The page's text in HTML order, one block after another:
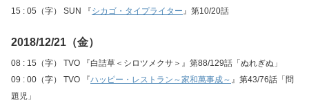
15 : 05（字） SUN 『シカゴ・タイプライター』第10/20話
2018/12/21（金）
08 : 15（字） TVO 『白詰草＜シロツメクサ＞』第88/129話「ぬれぎぬ」
09 : 00（字） TVO 『ハッピー・レストラン～家和萬事成～ 』第43/76話「問
題児」